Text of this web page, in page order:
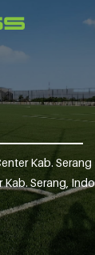
Kab.
Kab. Serang,